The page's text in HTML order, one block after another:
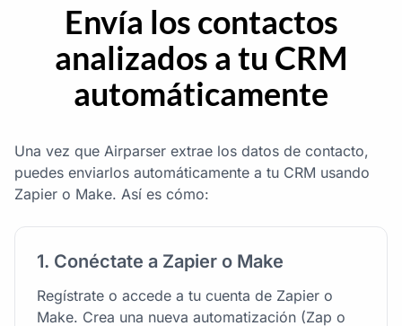
Envía los contactos
analizados a tu CRM
automáticamente
Una vez que Airparser extrae los datos de contacto,
puedes enviarlos automáticamente a tu CRM usando
Zapier o Make. Así es cómo:
1. Conéctate a Zapier o Make
Regístrate o accede a tu cuenta de Zapier o
Make. Crea una nueva automatización (Zap o